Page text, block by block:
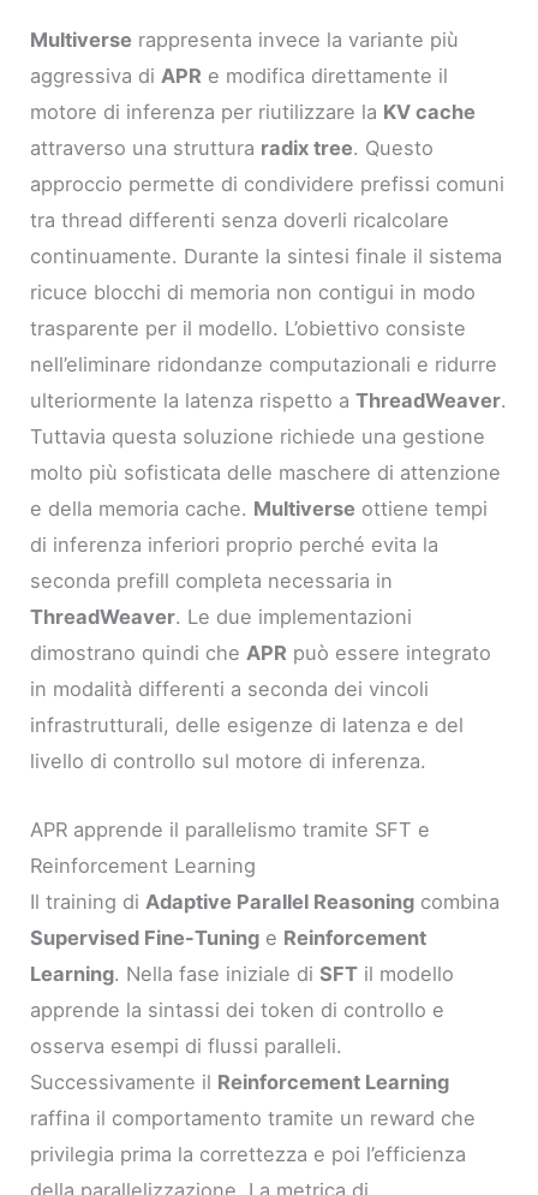
Multiverse rappresenta invece la variante più
aggressiva diAPR e modifica direttamente il
motore di inferenza per riutilizzare la KV cache
attraverso una struttura radix tree. Questo
approccio permette di condividere prefissi comuni
tra thread differenti senza doverli ricalcolare
continuamente. Durante la sintesi finale il sistema
ricuce blocchi di memoria non contigui in modo
trasparente per il modello. L’obiettivo consiste
nell’eliminare ridondanze computazionali e ridurre
ulteriormente la latenza rispetto aThreadWeaver.
Tuttavia questa soluzione richiede una gestione
molto più sofisticata delle maschere di attenzione
e della memoria cache. Multiverse ottiene tempi
di inferenza inferiori proprio perché evita la
seconda prefill completa necessaria in
ThreadWeaver. Le due implementazioni
dimostrano quindi cheAPR può essere integrato
in modalità differenti a seconda dei vincoli
infrastrutturali, delle esigenze di latenza e del
livello di controllo sul motore di inferenza.
APR apprende il parallelismo tramite SFT e
Reinforcement Learning
Il training di Adaptive Parallel Reasoning combina
Supervised Fine-Tuning e Reinforcement
Learning. Nella fase iniziale diSFT il modello
apprende la sintassi dei token di controllo e
osserva esempi di flussi paralleli.
Successivamente il Reinforcement Learning
raffina il comportamento tramite un reward che
privilegia prima la correttezza e poi l’efficienza
della parallelizzazione. La metrica di